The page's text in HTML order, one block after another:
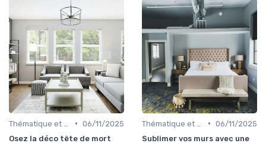
• 06/11/2025
Osez la déco tête de mort
• 06/11/2025
Sublimer vos murs avec une